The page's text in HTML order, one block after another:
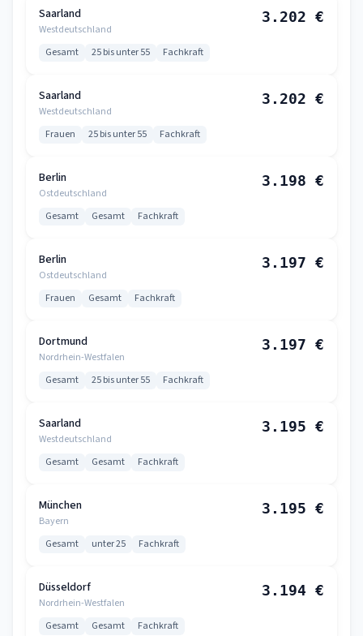
Saarland
Westdeutschland
3.202 €
Gesamt 25 bis unter 55 Fachkraft
Saarland
Westdeutschland
3.202 €
Frauen 25 bis unter 55 Fachkraft
Berlin
Ostdeutschland
3.198 €
Gesamt Gesamt Fachkraft
Berlin
Ostdeutschland
3.197 €
Frauen Gesamt Fachkraft
Dortmund
Nordrhein-Westfalen
3.197 €
Gesamt 25 bis unter 55 Fachkraft
Saarland
Westdeutschland
3.195 €
Gesamt Gesamt Fachkraft
München
Bayern
3.195 €
Gesamt unter 25 Fachkraft
Düsseldorf
Nordrhein-Westfalen
3.194 €
Gesamt Gesamt Fachkraft